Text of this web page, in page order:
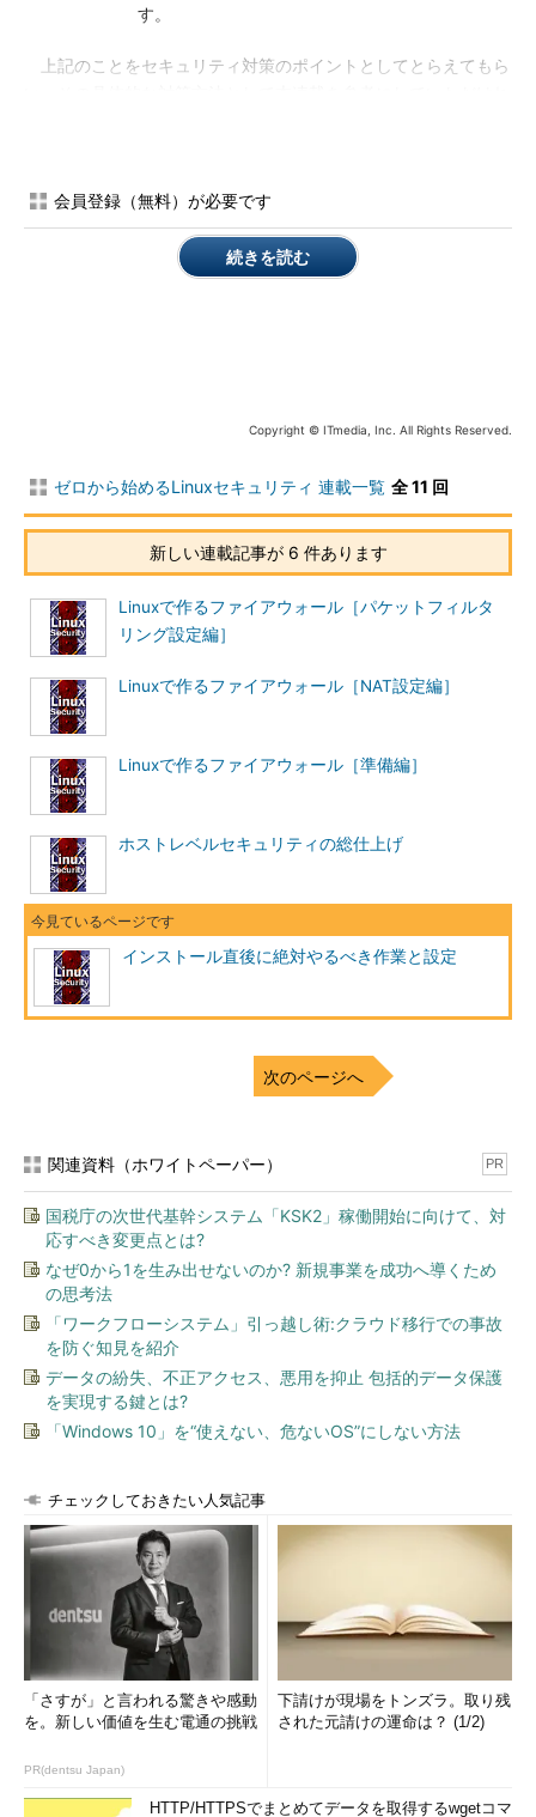
す。
上記のことをセキュリティ対策のポイントとしてとらえてもら
のではありません。それを維持していくことも重要なセキュリテ
ィ対策といえます。これらについても触れていきたいと思いま
OSインストール時の注意点
会員登録（無料）が必要です
続きを読む
Copyright © ITmedia, Inc. All Rights Reserved.
ゼロから始めるLinuxセキュリティ 連載一覧 全 11 回
新しい連載記事が 6 件あります
Linuxで作るファイアウォール［パケットフィルタ
リング設定編］
Linuxで作るファイアウォール［NAT設定編］
Linuxで作るファイアウォール［準備編］
ホストレベルセキュリティの総仕上げ
インストール直後に絶対やるべき作業と設定
次のページへ
関連資料（ホワイトペーパー） PR
国税庁の次世代基幹システム「KSK2」稼働開始に向けて、対
応すべき変更点とは?
なぜ0から1を生み出せないのか? 新規事業を成功へ導くため
の思考法
「ワークフローシステム」引っ越し術:クラウド移行での事故
を防ぐ知見を紹介
データの紛失、不正アクセス、悪用を抑止 包括的データ保護
を実現する鍵とは?
「Windows 10」を“使えない、危ないOS”にしない方法
チェックしておきたい人気記事
「さすが」と言われる驚きや感動
を。新しい価値を生む電通の挑戦
PR(dentsu Japan)
下請けが現場をトンズラ。取り残
された元請けの運命は？ (1/2)
HTTP/HTTPSでまとめてデータを取得するwgetコマ